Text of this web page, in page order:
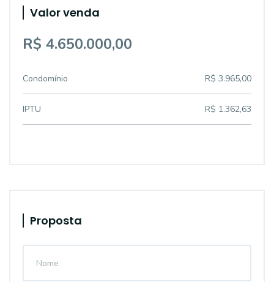
Valor venda
R$ 4.650.000,00
Condomínio R$ 3.965,00
IPTU R$ 1.362,63
Proposta